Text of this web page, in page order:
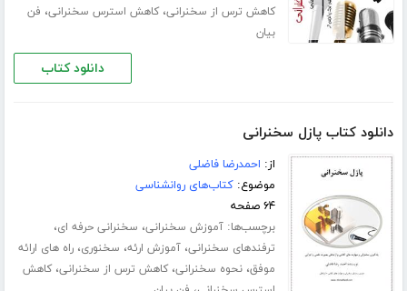
کاهش ترس از سخنرانی،کاهش استرس سخنرانی، فن
بیان
دانلود کتاب
دانلود کتاب پازل سخنرانی
از: احمدرضا فاضلی
موضوع:کتاب‌های روانشناسی
۶۴ صفحه
برچسب‌ها:آموزش سخنرانی، سخنرانی حرفه ای،
ترفندهای سخنرانی،آموزش ارئه، سخنوری،راه های ارائه
موفق،نحوه سخنرانی،کاهش ترس از سخنرانی،کاهش